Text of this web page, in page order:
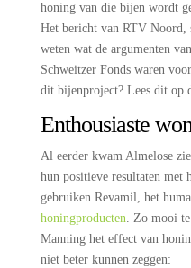
honing van die bijen wordt
Het bericht van RTV
weten wat de argumenten
Schweitzer Fonds waren
dit bijenproject? Lees dit op
Enthousiaste
Al eerder kwam Almelose
hun positieve resultaten
gebruiken Revamil, het
honingproducten. Zo mooi
Manning het effect van
niet beter kunnen zeggen: